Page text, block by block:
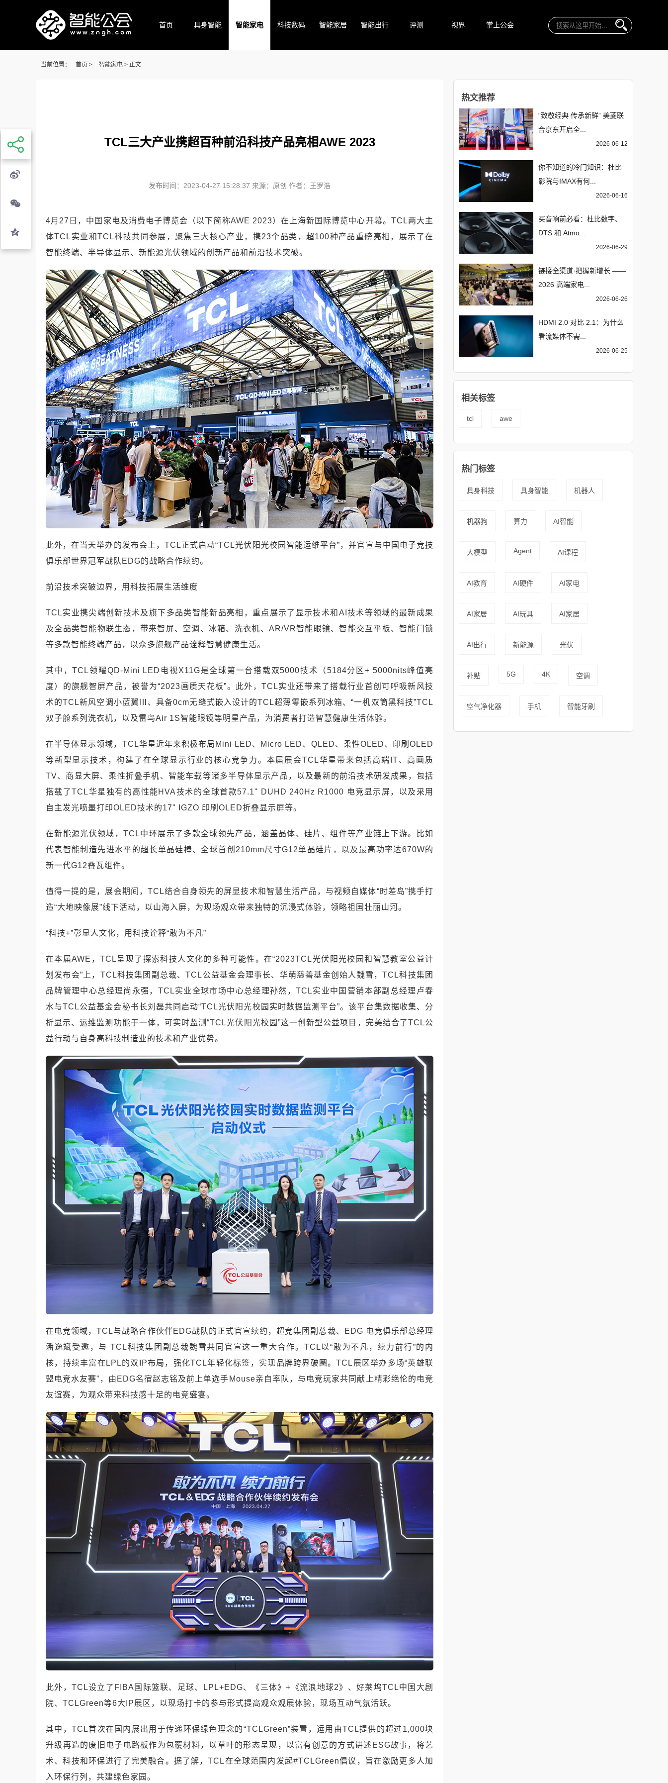
首页 具身智能 智能家电 科技数码 智能家居 智能出行 评测 视界 掌上公会
当前位置： 首页 > 智能家电 > 正文
TCL三大产业携超百种前沿科技产品亮相AWE 2023
发布时间：2023-04-27 15:28:37 来源：原创 作者：王罗浩
4月27日，中国家电及消费电子博览会（以下简称AWE 2023）在上海新国际博览中心开幕。TCL两大主
体TCL实业和TCL科技共同参展，聚焦三大核心产业，携23个品类，超100种产品重磅亮相，展示了在
智能终端、半导体显示、新能源光伏领域的创新产品和前沿技术突破。
此外，在当天举办的发布会上，TCL正式启动“TCL光伏阳光校园智能运维平台”，并官宣与中国电子竞技
俱乐部世界冠军战队EDG的战略合作续约。
前沿技术突破边界，用科技拓展生活维度
TCL实业携尖端创新技术及旗下多品类智能新品亮相，重点展示了显示技术和AI技术等领域的最新成果
及全品类智能物联生态，带来智屏、空调、冰箱、洗衣机、AR/VR智能眼镜、智能交互平板、智能门锁
等多款智能终端产品，以众多旗舰产品诠释智慧健康生活。
其中，TCL领曜QD-Mini LED电视X11G是全球第一台搭载双5000技术（5184分区+ 5000nits峰值亮
度）的旗舰智屏产品，被誉为“2023画质天花板”。此外，TCL实业还带来了搭载行业首创可呼吸新风技
术的TCL新风空调小蓝翼Ⅲ、具备0cm无缝式嵌入设计的TCL超薄零嵌系列冰箱、“一机双筒黑科技”TCL
双子舱系列洗衣机，以及雷鸟Air 1S智能眼镜等明星产品，为消费者打造智慧健康生活体验。
在半导体显示领域，TCL华星近年来积极布局Mini LED、Micro LED、QLED、柔性OLED、印刷OLED
等新型显示技术，构建了在全球显示行业的核心竞争力。本届展会TCL华星带来包括高端IT、高画质
TV、商显大屏、柔性折叠手机、智能车载等诸多半导体显示产品，以及最新的前沿技术研发成果，包括
搭载了TCL华星独有的高性能HVA技术的全球首款57.1" DUHD 240Hz R1000 电竞显示屏，以及采用
自主发光喷墨打印OLED技术的17" IGZO 印刷OLED折叠显示屏等。
在新能源光伏领域，TCL中环展示了多款全球领先产品，涵盖晶体、硅片、组件等产业链上下游。比如
代表智能制造先进水平的超长单晶硅棒、全球首创210mm尺寸G12单晶硅片，以及最高功率达670W的
新一代G12叠瓦组件。
值得一提的是，展会期间，TCL结合自身领先的屏显技术和智慧生活产品，与视频自媒体“时差岛”携手打
造“大地映像展”线下活动，以山海入屏，为现场观众带来独特的沉浸式体验，领略祖国壮丽山河。
“科技+”彰显人文化，用科技诠释“敢为不凡”
在本届AWE，TCL呈现了探索科技人文化的多种可能性。在“2023TCL光伏阳光校园和智慧教室公益计
划发布会”上，TCL科技集团副总裁、TCL公益基金会理事长、华萌慈善基金创始人魏雪，TCL科技集团
品牌管理中心总经理尚永强，TCL实业全球市场中心总经理孙然，TCL实业中国营销本部副总经理卢春
水与TCL公益基金会秘书长刘磊共同启动“TCL光伏阳光校园实时数据监测平台”。该平台集数据收集、分
析显示、运维监测功能于一体，可实时监测“TCL光伏阳光校园”这一创新型公益项目，完美结合了TCL公
益行动与自身高科技制造业的技术和产业优势。
在电竞领域，TCL与战略合作伙伴EDG战队的正式官宣续约，超竞集团副总裁、EDG 电竞俱乐部总经理
潘逸斌受邀，与 TCL科技集团副总裁魏雪共同官宣这一重大合作。TCL以“敢为不凡，续力前行”的内
核，持续丰富在LPL的双IP布局，强化TCL年轻化标签，实现品牌跨界破圈。TCL展区举办多场“英雄联
盟电竞水友赛”，由EDG名宿赵志铭及前上单选手Mouse亲自率队，与电竞玩家共同献上精彩绝伦的电竞
友谊赛，为观众带来科技感十足的电竞盛宴。
此外，TCL设立了FIBA国际篮联、足球、LPL+EDG、《三体》+《流浪地球2》、好莱坞TCL中国大剧
院、TCLGreen等6大IP展区，以现场打卡的参与形式提高观众观展体验，现场互动气氛活跃。
其中，TCL首次在国内展出用于传递环保绿色理念的“TCLGreen”装置，运用由TCL提供的超过1,000块
升级再造的废旧电子电路板作为包覆材料，以草叶的形态呈现，以富有创意的方式讲述ESG故事，将艺
术、科技和环保进行了完美融合。据了解，TCL在全球范围内发起#TCLGreen倡议，旨在激励更多人加
入环保行列，共建绿色家园。
热文推荐
“致敬经典 传承新鲜” 美菱联
合京东开启全...
2026-06-12
你不知道的冷门知识：杜比
影院与IMAX有何...
2026-06-16
买音响前必看：杜比数字、
DTS 和 Atmo...
2026-06-29
链接全渠道·把握新增长 ——
2026 高端家电...
2026-06-26
HDMI 2.0 对比 2.1：为什么
看流媒体不需...
2026-06-25
相关标签
tcl awe
热门标签
具身科技 具身智能 机器人
机器狗 算力 AI智能
大模型 Agent AI课程
AI教育 AI硬件 AI家电
AI家居 AI玩具 AI家居
AI出行 新能源 光伏
补贴 5G 4K 空调
空气净化器 手机 智能牙刷